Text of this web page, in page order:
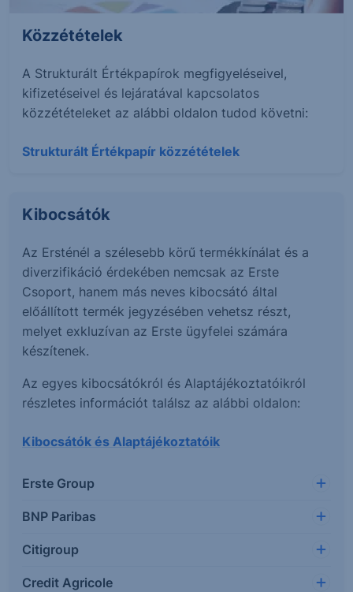
Közzétételek
A Strukturált Értékpapírok megfigyeléseivel,
kifizetéseivel és lejáratával kapcsolatos
közzétételeket az alábbi oldalon tudod követni:
Strukturált Értékpapír közzétételek
Kibocsátók
Az Ersténél a szélesebb körű termékkínálat és a
diverzifikáció érdekében nemcsak az Erste
Csoport, hanem más neves kibocsátó által
előállított termék jegyzésében vehetsz részt,
melyet exkluzívan az Erste ügyfelei számára
készítenek.
Az egyes kibocsátókról és Alaptájékoztatóikról
részletes információt találsz az alábbi oldalon:
Kibocsátók és Alaptájékoztatóik
Erste Group
BNP Paribas
Citigroup
Credit Agricole